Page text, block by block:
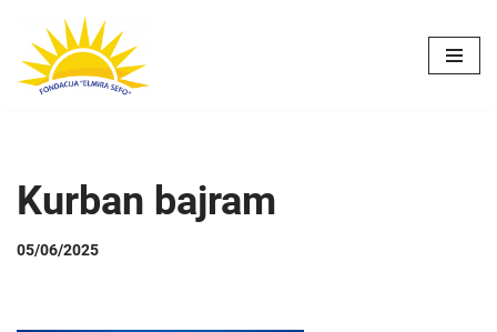
Skip
to
Kurban bajram
05/06/2025